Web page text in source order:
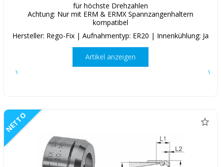
für höchste Drehzahlen
Achtung: Nur mit ERM & ERMX Spannzangenhaltern
kompatibel
Hersteller: Rego-Fix | Aufnahmentyp: ER20 | Innenkühlung: Ja
Artikel anzeigen
NETTO